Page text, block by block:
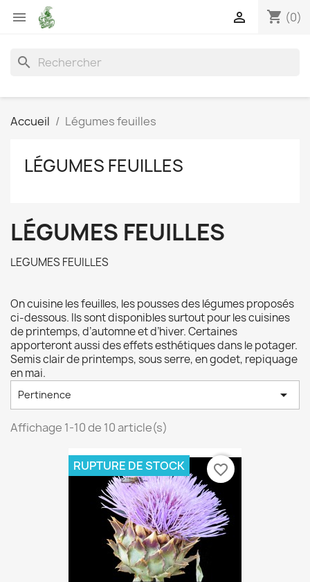
 shopping_cart (0)

search
Accueil Légumes feuilles
LÉGUMES FEUILLES
LÉGUMES FEUILLES
LEGUMES FEUILLES
On cuisine les feuilles, les pousses des légumes proposés
ci-dessous. Ils sont disponibles surtout pour les cuisines
de printemps, d’automne et d’hiver. Certaines
apporteront aussi des effets esthétiques dans le potager.
Semis clair de printemps, sous serre, en godet, repiquage
en mai.
Pertinence 
Affichage 1-10 de 10 article(s)
RUPTURE DE STOCK favorite_border